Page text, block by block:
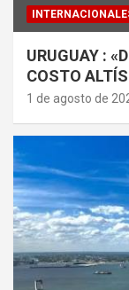
URUGUAY :
COSTO
1 de agosto de